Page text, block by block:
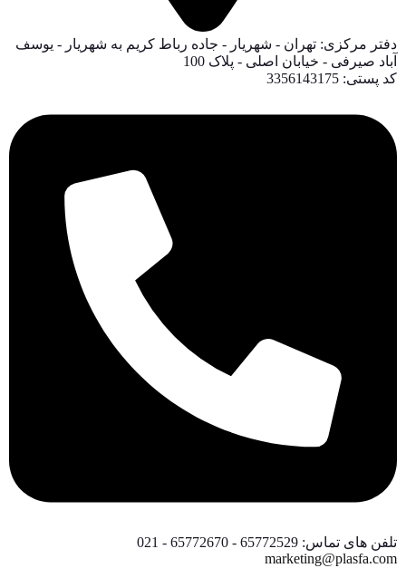
دفتر مرکزی: تهران - شهریار - جاده رباط کریم به شهریار - یوسف
آباد صیرفی - خیابان اصلی - پلاک 100
کد پستی: 3356143175
تلفن های تماس: 65772529 - 65772670 - 021
marketing@plasfa.com